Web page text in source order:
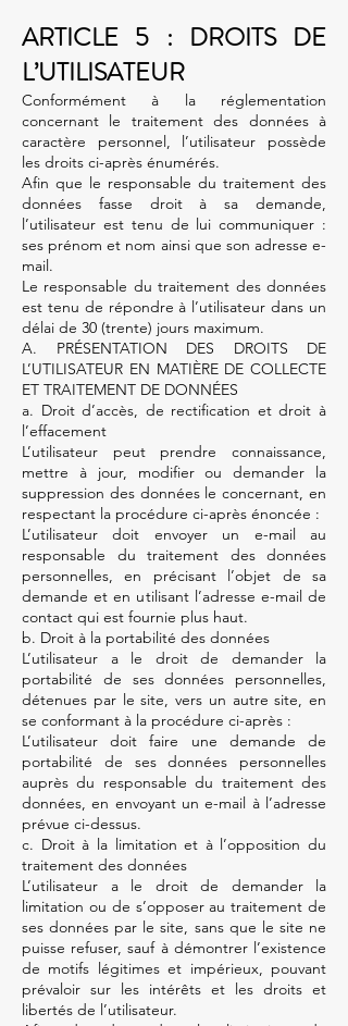
ARTICLE 5 : DROITS DE
L’UTILISATEUR
Conformément à la réglementation
concernant le traitement des données à
caractère personnel, l’utilisateur possède
les droits ci-après énumérés.
Afin que le responsable du traitement des
données fasse droit à sa demande,
l’utilisateur est tenu de lui communiquer :
ses prénom et nom ainsi que son adresse e-
mail.
Le responsable du traitement des données
est tenu de répondre à l’utilisateur dans un
délai de 30 (trente) jours maximum.
A. PRÉSENTATION DES DROITS DE
L’UTILISATEUR EN MATIÈRE DE COLLECTE
ET TRAITEMENT DE DONNÉES
a. Droit d’accès, de rectification et droit à
l’effacement
L’utilisateur peut prendre connaissance,
mettre à jour, modifier ou demander la
suppression des données le concernant, en
respectant la procédure ci-après énoncée :
L’utilisateur doit envoyer un e-mail au
responsable du traitement des données
personnelles, en précisant l’objet de sa
demande et en utilisant l’adresse e-mail de
contact qui est fournie plus haut.
b. Droit à la portabilité des données
L’utilisateur a le droit de demander la
portabilité de ses données personnelles,
détenues par le site, vers un autre site, en
se conformant à la procédure ci-après :
L’utilisateur doit faire une demande de
portabilité de ses données personnelles
auprès du responsable du traitement des
données, en envoyant un e-mail à l’adresse
prévue ci-dessus.
c. Droit à la limitation et à l’opposition du
traitement des données
L’utilisateur a le droit de demander la
limitation ou de s’opposer au traitement de
ses données par le site, sans que le site ne
puisse refuser, sauf à démontrer l’existence
de motifs légitimes et impérieux, pouvant
prévaloir sur les intérêts et les droits et
libertés de l’utilisateur.